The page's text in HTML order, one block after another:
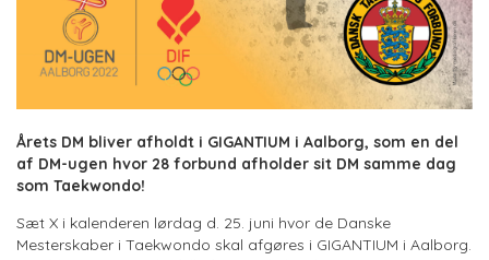
Årets DM bliver afholdt i GIGANTIUM i Aalborg, som en del
af DM-ugen hvor 28 forbund afholder sit DM samme dag
som Taekwondo!
Sæt X i kalenderen lørdag d. 25. juni hvor de Danske
Mesterskaber i Taekwondo skal afgøres i GIGANTIUM i Aalborg.